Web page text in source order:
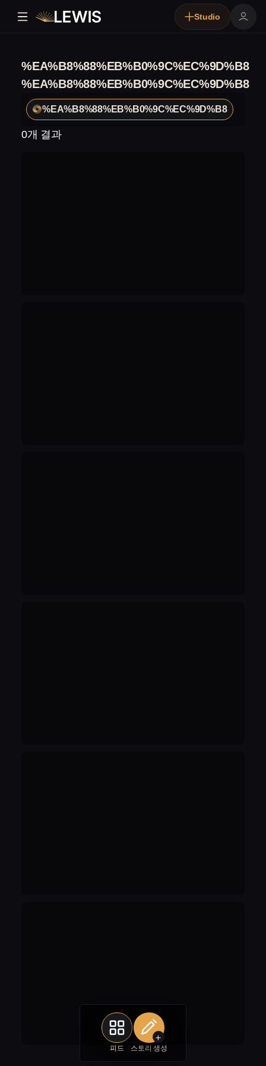
Studio
%EA%B8%88%EB%B0%9C%EC%9D%B8
%EA%B8%88%EB%B0%9C%EC%9D%B8
%EA%B8%88%EB%B0%9C%EC%9D%B8
0개 결과
피드
+
스토리 생성